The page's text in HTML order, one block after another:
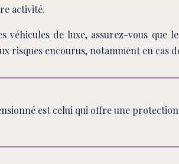
activité.
véhicules de luxe, assurez-vous
risques encourus, notamment en cas
est celui qui offre une